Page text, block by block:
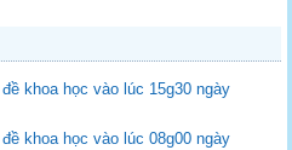
khoa học vào lúc 15g30 ngày
khoa học vào lúc 08g00 ngày